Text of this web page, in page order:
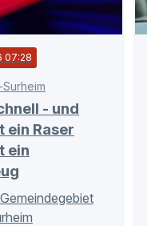
07:28
- und
ein Raser
ein